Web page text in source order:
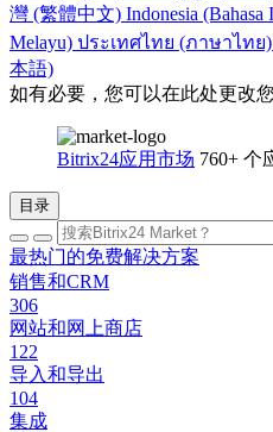
灣 (繁體中文) Indonesia (Bahasa
Melayu) ประเทศไทย (ภาษาไทย)
本語)
如有必要，您可以在此处更改您
Bitrix24应用市场 760+ 个
目录
最热门的免费解决方案
销售和CRM
306
网站和网上商店
122
导入和导出
104
集成